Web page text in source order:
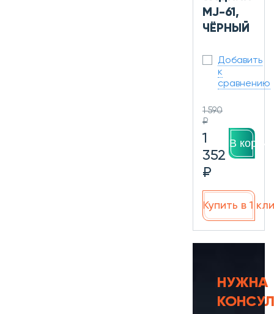
MJ-61,
ЧЁРНЫЙ
Добавить
к
сравнению
1 590
₽
1
352
₽
В
Купить в 1
НУЖНА